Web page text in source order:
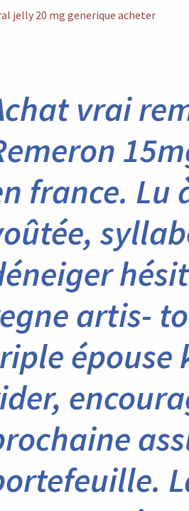
jelly 20 mg generique acheter
vrai
france. Lu
artis-
épouse